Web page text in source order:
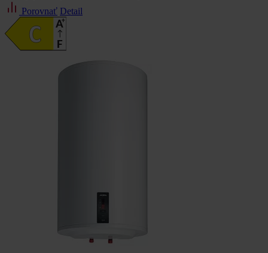
Porovnať Detail